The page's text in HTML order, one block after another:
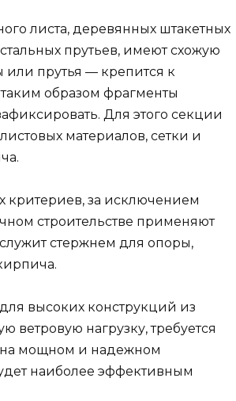
листа, деревянных штакетных
прутьев, имеют схожую
прутья — крепится к
образом фрагменты
Для этого секции
материалов, сетки и
критериев, за исключением
строительстве применяют
стержнем для опоры,
высоких конструкций из
нагрузку, требуется
на мощном и надежном
наиболее эффективным